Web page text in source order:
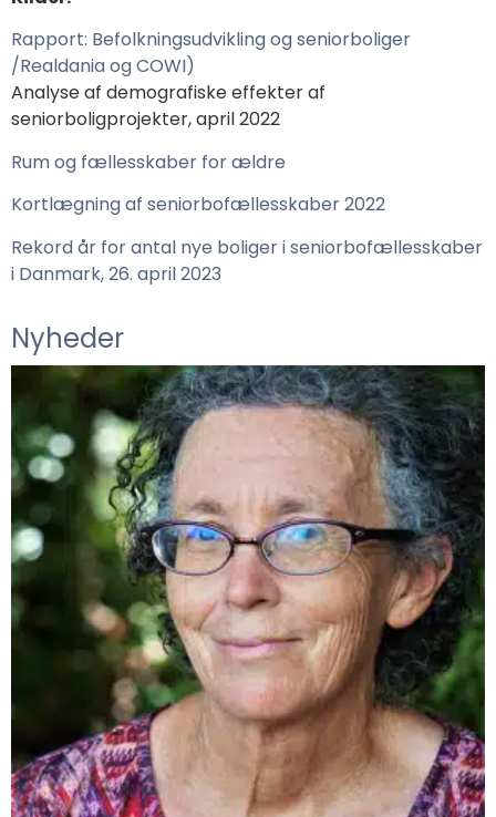
Rapport: Befolkningsudvikling og seniorboliger
/Realdania og COWI)
Analyse af demografiske effekter af
seniorboligprojekter, april 2022
Rum og fællesskaber for ældre
Kortlægning af seniorbofællesskaber 2022
Rekord år for antal nye boliger i seniorbofællesskaber
i Danmark, 26. april 2023
Nyheder